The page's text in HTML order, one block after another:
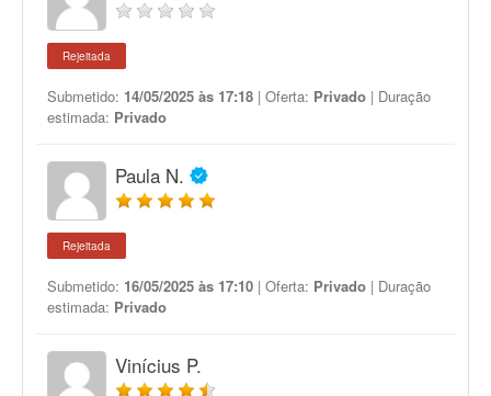
Rejeitada
Submetido: 14/05/2025 às 17:18 | Oferta: Privado | Duração
estimada: Privado
Paula N.
Rejeitada
Submetido: 16/05/2025 às 17:10 | Oferta: Privado | Duração
estimada: Privado
Vinícius P.